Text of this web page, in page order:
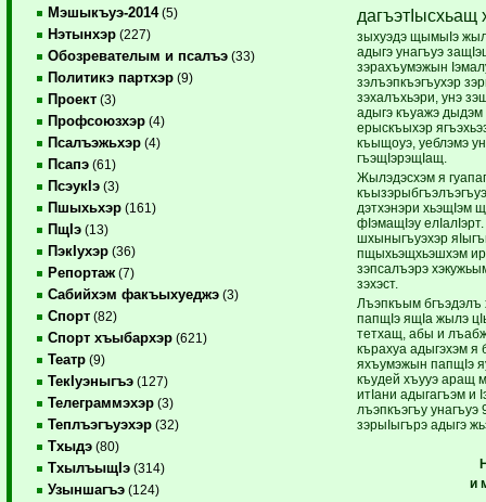
Мэшыкъуэ-2014(5)
Нэтынхэр (227)
Обозревателым и псалъэ (33)
Политикэ партхэр (9)
Проект (3)
Профсоюзхэр (4)
Псалъэжьхэр (4)
Псапэ (61)
ПсэукIэ (3)
Пшыхьхэр (161)
ПщIэ (13)
ПэкIухэр (36)
Репортаж (7)
Сабийхэм факъыхуеджэ (3)
Спорт (82)
Спорт хъыбархэр (621)
Театр (9)
ТекIуэныгъэ (127)
Телеграммэхэр (3)
Теплъэгъуэхэр (32)
Тхыдэ (80)
ТхылъыщIэ (314)
Узыншагъэ (124)
дагъэтIысхьащ
зыхуэдэ щымыIэ
адыгэ унагъуэ
зэрахъумэжын
зэлъэпкъэгъухэр
зэхалъхьэри, унэ
адыгэ къуажэ дыдэм
ерыскъыхэр
къыщоуэ, уеблэмэ
гъэщIэрэщIащ.
Жылэдэсхэм я
дэтхэнэри хьэщIэм
фIэмащIэу елIалIэрт.
шхыныгъуэхэр
пщыхьэщхьэшхэм
зэпсалъэрэ
зэхэст.
Лъэпкъым бгъэдэлъ
папщIэ ящIа жылэ
тетхащ, абы и
кърахуа адыгэхэм я
яхъумэжын папщIэ
къудей хъууэ аращ
итIани адыгагъэм
лъэпкъэгъу
зэрыIыгърэ адыгэ
и